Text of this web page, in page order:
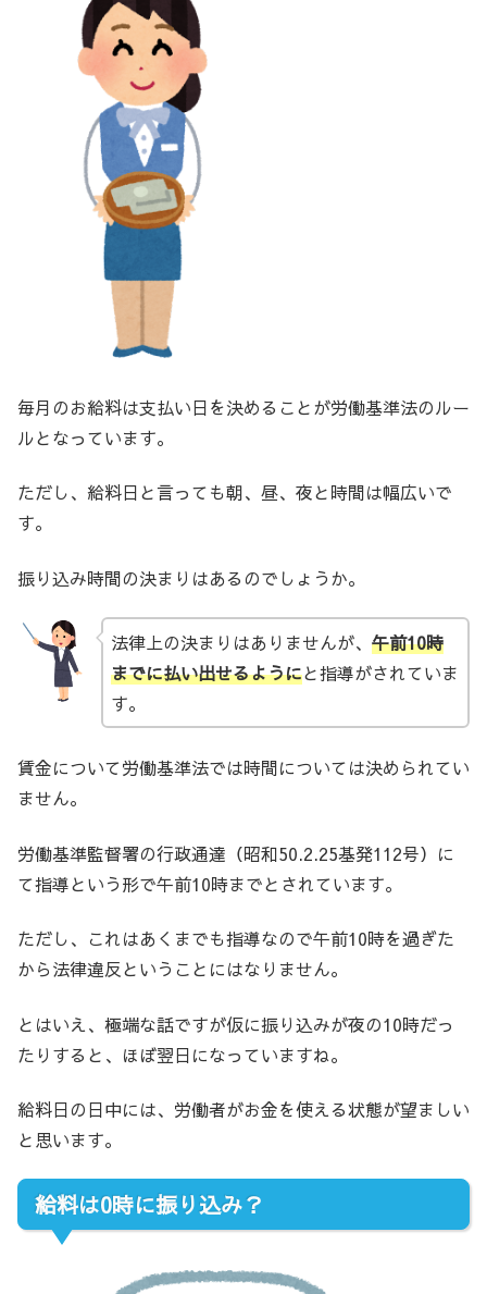
毎月のお給料は支払い日を決めることが労働基準法のルー
ルとなっています。
ただし、給料日と言っても朝、昼、夜と時間は幅広いで
す。
振り込み時間の決まりはあるのでしょうか。
法律上の決まりはありませんが、 午前10時
までに払い出せるようにと指導がされていま
す。
賃金について労働基準法では時間については決められてい
ません。
労働基準監督署の行政通達（昭和50.2.25基発112号）に
て指導という形で午前10時までとされています。
ただし、これはあくまでも指導なので午前10時を過ぎた
から法律違反ということにはなりません。
とはいえ、極端な話ですが仮に振り込みが夜の10時だっ
たりすると、ほぼ翌日になっていますね。
給料日の日中には、労働者がお金を使える状態が望ましい
と思います。
給料は0時に振り込み？